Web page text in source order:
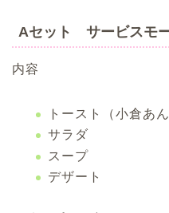
Aセット サービスモ
内容
トースト（小倉あん
サラダ
スープ
デザート